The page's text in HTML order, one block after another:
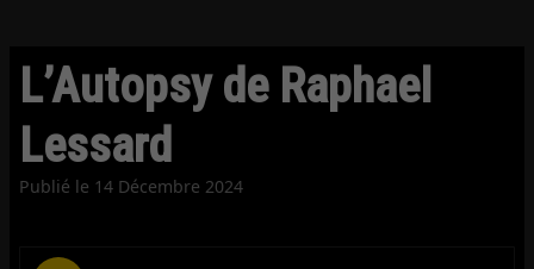
L’Autopsy de Raphael
Lessard
Publié le 14 Décembre 2024